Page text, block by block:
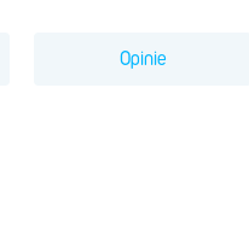
Opinie